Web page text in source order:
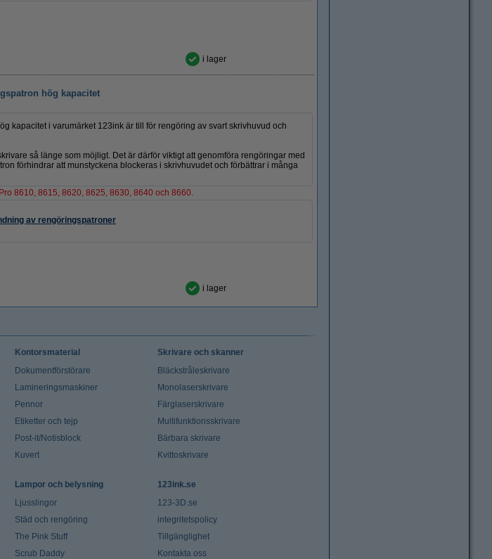
i lager
hög kapacitet
kapacitet i varumärket 123ink är till för rengöring av svart skrivhuvud och
så länge som möjligt. Det är därför viktigt att genomföra rengöringar med
förhindrar att munstyckena blockeras i skrivhuvudet och förbättrar i många
8610, 8615, 8620, 8625, 8630, 8640 och 8660.
av rengöringspatroner
i lager
Kontorsmaterial
Dokumentförstörare
Lamineringsmaskiner
Pennor
Etiketter och tejp
Post-it/Notisblock
Kuvert
Skrivare och skanner
Bläckstråleskrivare
Monolaserskrivare
Färglaserskrivare
Multifunktionsskrivare
Bärbara skrivare
Kvittoskrivare
Lampor och belysning
Ljusslingor
Städ och rengöring
The Pink Stuff
Scrub Daddy
123ink.se
123-3D.se
integritetspolicy
Tillgänglighet
Kontakta oss